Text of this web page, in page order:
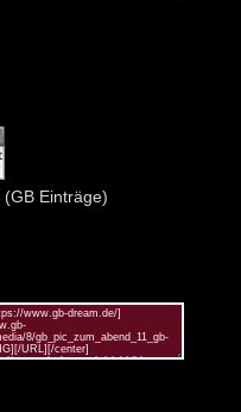
(GB Einträge)